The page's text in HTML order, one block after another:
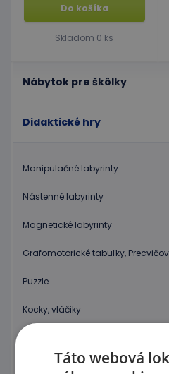
Nábytok pre škôlky
Didaktické hry
Manipulačné labyrinty
Nástenné labyrinty
Magnetické labyrinty
Grafomotorické tabuľky,
Puzzle
Kocky, vláčiky
Koráliky Hama
Do košíka
Skladom 0 ks
Táto webová